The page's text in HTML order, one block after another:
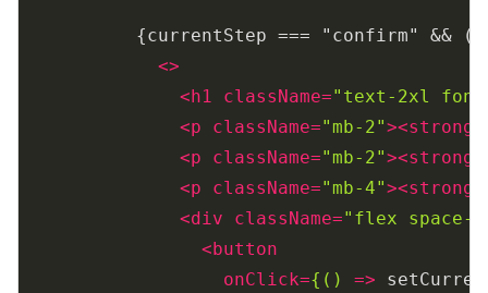
          {currentStep === "confirm" && (
<>
<h1 className="text-2xl
<p className="mb-2"><strong
<p className="mb-2"><strong
<p className="mb-4"><strong
<div className="flex space-
<button
onClick={() =>